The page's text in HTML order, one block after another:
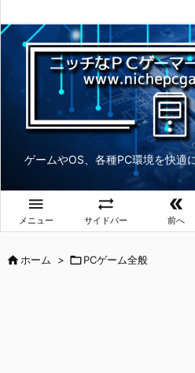
ゲームやOS、各種PC環境を快適

メニュー

サイドバー

前へ
ホーム > PCゲーム全般